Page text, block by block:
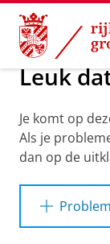
Skip
Content
Skip
Navigation
Onderwijs
Leuk
Je komt op
Als je
dan op de